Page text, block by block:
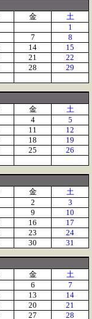
金
土
1
7
8
14
15
21
22
28
29
金
土
4
5
11
12
18
19
25
26
金
土
2
3
9
10
16
17
23
24
30 31
金
土
6
7
13
14
20
21
27
28